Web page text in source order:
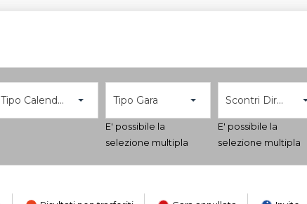
Tipo Calendario Tipo Gara
E' possibile la
selezione multipla
Scontri Diretti
E' possibile la
selezione multipla